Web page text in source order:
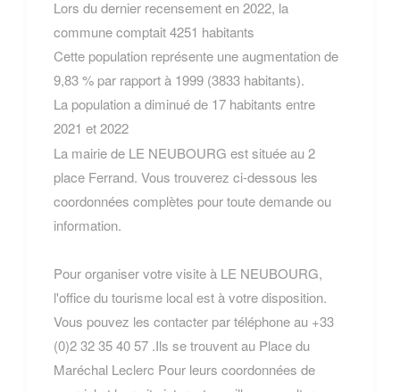
Lors du dernier recensement en 2022, la
commune comptait 4251 habitants
Cette population représente une augmentation de
9,83 % par rapport à 1999 (3833 habitants).
La population a diminué de 17 habitants entre
2021 et 2022
La mairie de LE NEUBOURG est située au 2
place Ferrand. Vous trouverez ci-dessous les
coordonnées complètes pour toute demande ou
information.
Pour organiser votre visite à LE NEUBOURG,
l'office du tourisme local est à votre disposition.
Vous pouvez les contacter par téléphone au +33
(0)2 32 35 40 57 .Ils se trouvent au Place du
Maréchal Leclerc Pour leurs coordonnées de